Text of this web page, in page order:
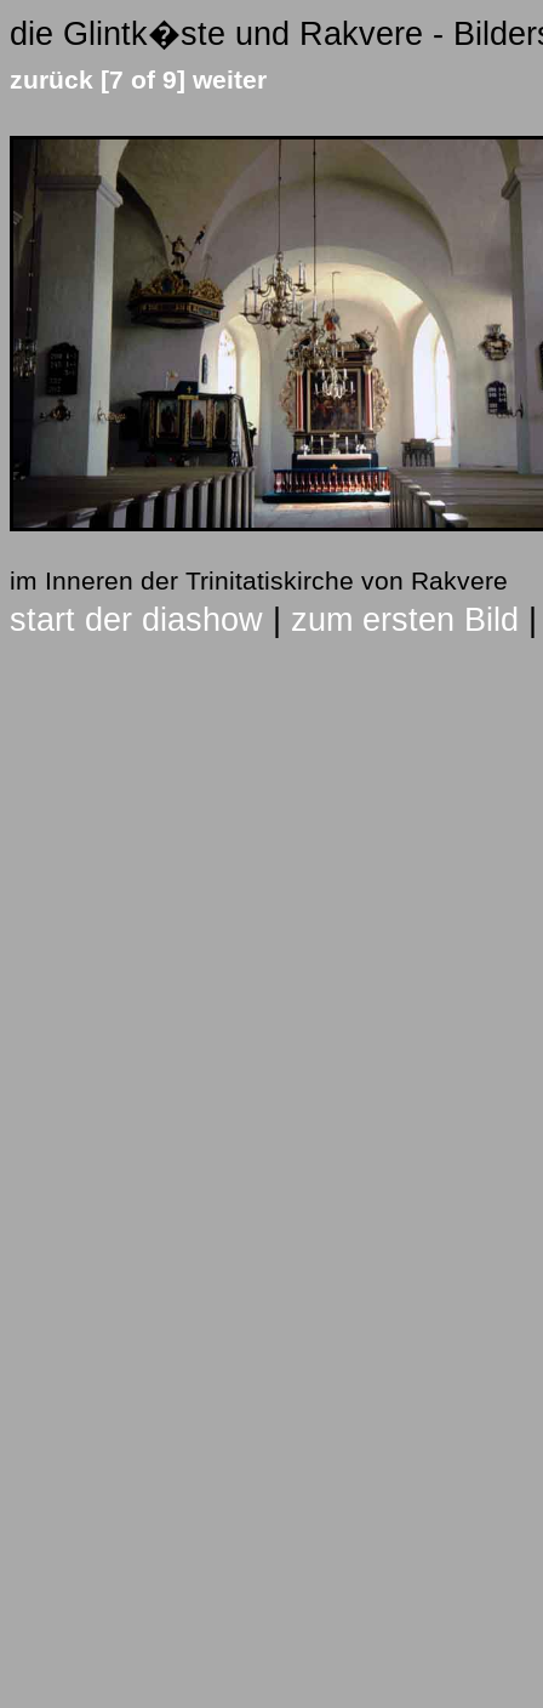
die Glintk�ste und Rakvere -
zurück [7 of 9] weiter
im Inneren der Trinitatiskirche von Rakvere
start der diashow zum ersten Bild